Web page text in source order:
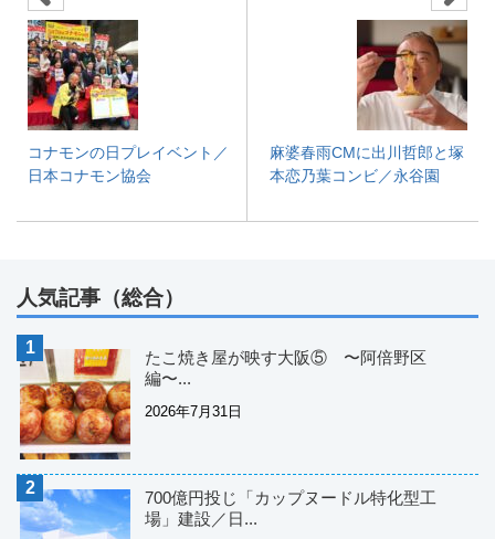
コナモンの日プレイベント／
日本コナモン協会
麻婆春雨CMに出川哲郎と塚
本恋乃葉コンビ／永谷園
人気記事（総合）
たこ焼き屋が映す大阪⑤ 〜阿倍野区
編〜...
2026年7月31日
700億円投じ「カップヌードル特化型工
場」建設／日...